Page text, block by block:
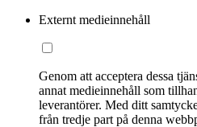
Externt medieinnehåll
Genom att acceptera dessa
annat medieinnehåll som
leverantörer. Med ditt
från tredje part på denna